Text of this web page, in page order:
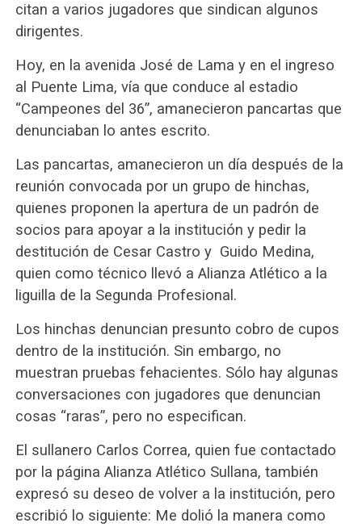
citan a varios jugadores que sindican algunos
dirigentes.
Hoy, en la avenida José de Lama y en el ingreso
al Puente Lima, vía que conduce al estadio
“Campeones del 36”, amanecieron pancartas que
denunciaban lo antes escrito.
Las pancartas, amanecieron un día después de la
reunión convocada por un grupo de hinchas,
quienes proponen la apertura de un padrón de
socios para apoyar a la institución y pedir la
destitución de Cesar Castro y Guido Medina,
quien como técnico llevó a Alianza Atlético a la
liguilla de la Segunda Profesional.
Los hinchas denuncian presunto cobro de cupos
dentro de la institución. Sin embargo, no
muestran pruebas fehacientes. Sólo hay algunas
conversaciones con jugadores que denuncian
cosas “raras”, pero no especifican.
El sullanero Carlos Correa, quien fue contactado
por la página Alianza Atlético Sullana, también
expresó su deseo de volver a la institución, pero
escribió lo siguiente: Me dolió la manera como